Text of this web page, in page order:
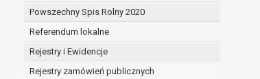
Powszechny Spis Rolny 2020
Referendum lokalne
Rejestry i Ewidencje
Rejestry zamówień publicznych